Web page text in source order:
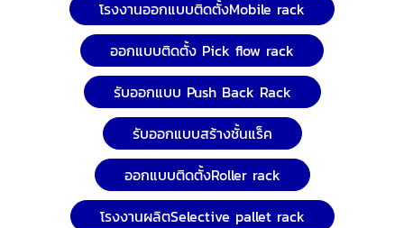
โรงงานออกแบบติดตั้งMobile rack
ออกแบบติดตั้ง Pick flow rack
รับออกแบบ Push Back Rack
รับออกแบบสร้างชั้นแร็ค
ออกแบบติดตั้งRoller rack
โรงงานผลิตSelective pallet rack